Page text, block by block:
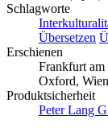
Schlagworte
Übersetzen
Erschienen
Frankfurt
Oxford,
Produktsicherheit
Peter Lang